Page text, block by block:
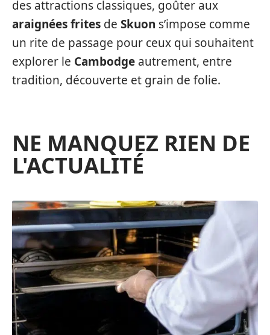
des attractions classiques, goûter aux
araignées frites de Skuon s’impose comme
un rite de passage pour ceux qui souhaitent
explorer le Cambodge autrement, entre
tradition, découverte et grain de folie.
NE MANQUEZ RIEN DE
L'ACTUALITÉ